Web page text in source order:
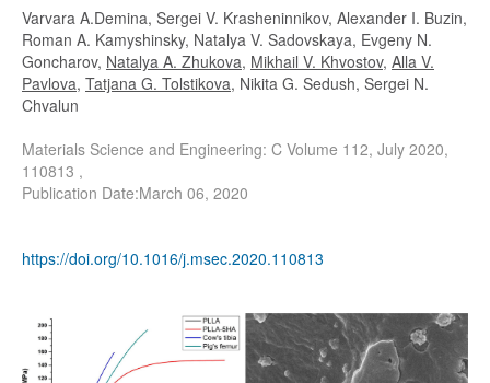
Varvara A.Demina, Sergei V. Krasheninnikov, Alexander I. Buzin,
Roman A. Kamyshinsky, Natalya V. Sadovskaya, Evgeny N.
Goncharov, Natalya A. Zhukova, Mikhail V. Khvostov, Alla V.
Pavlova, Tatjana G. Tolstikova, Nikita G. Sedush, Sergei N.
Chvalun
Materials Science and Engineering: C Volume 112, July 2020,
110813 ,
Publication Date:March 06, 2020
https://doi.org/10.1016/j.msec.2020.110813